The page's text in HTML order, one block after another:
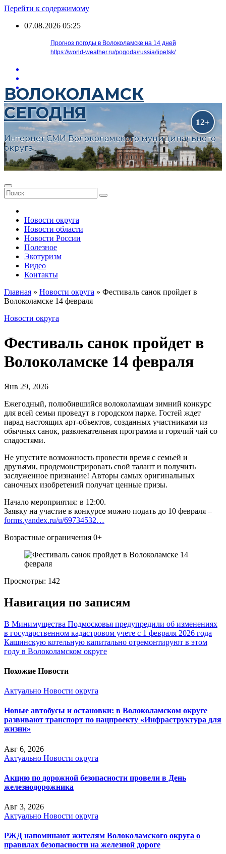
Перейти к содержимому
07.08.2026 05:25
Прогноз погоды в Волоколамске на 14 дней
https://world-weather.ru/pogoda/russia/lipetsk/
ВОЛОКОЛАМСК
СЕГОДНЯ
Интернет СМИ Волоколамского муниципального
округа
Новости округа
Новости области
Новости России
Полезное
Экотуризм
Видео
Контакты
Главная » Новости округа » Фестиваль санок пройдет в
Волоколамске 14 февраля
Новости округа
Фестиваль санок пройдет в
Волоколамске 14 февраля
Янв 29, 2026
Ежегодный, полюбившийся волоколамцам зимний конкурс
для всей семьи проведут в городском парке. Гостей ждет
парад настоящих арт-объектов, созданных участниками из
обычных санок, развлекательная программа и горячий чай со
сладостями.
Не упустите возможность провести время с семьей и
друзьями, продемонстрировать свой талант и получить
заслуженное признание! Авторы самых оригинальных
саночных изобретений получат ценные призы.
Начало мероприятия: в 12:00.
Заявку на участие в конкурсе можно подать до 10 февраля –
forms.yandex.ru/u/69734532…
Возрастные ограничения 0+
Просмотры: 142
Навигация по записям
В Минимущества Подмосковья предупредили об изменениях
в государственном кадастровом учете с 1 февраля 2026 года
Кашинскую котельную капитально отремонтируют в этом
году в Волоколамском округе
Похожие Новости
Актуально Новости округа
Новые автобусы и остановки: в Волоколамском округе
развивают транспорт по нацпроекту «Инфраструктура для
жизни»
Авг 6, 2026
Актуально Новости округа
Акцию по дорожной безопасности провели в День
железнодорожника
Авг 3, 2026
Актуально Новости округа
РЖД напоминают жителям Волоколамского округа о
правилах безопасности на железной дороге